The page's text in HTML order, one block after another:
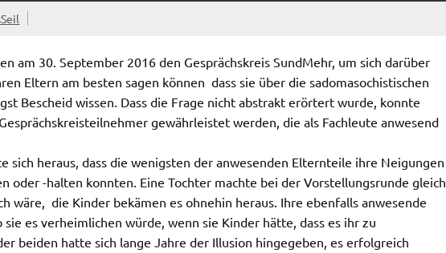
am 30. September 2016 den Gesprächskreis SundMehr, um sich darüber
Eltern am besten sagen können  dass sie über die sadomasochistischen
Bescheid wissen. Dass die Frage nicht abstrakt erörtert wurde, konnte
gewährleistet werden, die als Fachleute anwesend
sich heraus, dass die wenigsten der anwesenden Elternteile ihre Neigungen
oder -halten konnten. Eine Tochter machte bei der Vorstellungsrunde gleich
wäre,  die Kinder bekämen es ohnehin heraus. Ihre ebenfalls anwesende
es verheimlichen würde, wenn sie Kinder hätte, dass es ihr zu
beiden hatte sich lange Jahre der Illusion hingegeben, es erfolgreich